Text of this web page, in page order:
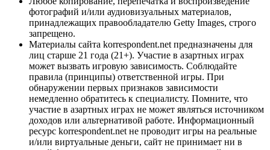
фотографий и/или аудиовизуальных материалов,
принадлежащих правообладателю Getty Images, строго
запрещено.
Материалы сайта korrespondent.net предназначены для
лиц старше 21 года (21+). Участие в азартных играх
может вызвать игровую зависимость. Соблюдайте
правила (принципы) ответственной игры. При
обнаружении первых признаков зависимости
немедленно обратитесь к специалисту. Помните, что
участие в азартных играх не может являться источником
доходов или альтернативой работе. Информационный
ресурс korrespondent.net не проводит игры на реальные
и/или виртуальные деньги, сайт не принимает ни в